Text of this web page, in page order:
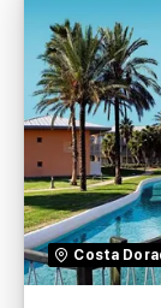
Costa